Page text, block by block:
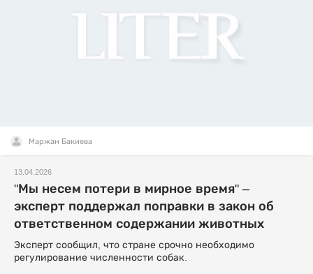
Маржан Бакиева
13.04.2026
"Мы несем потери в мирное время" –
эксперт поддержал поправки в закон об
ответственном содержании животных
Эксперт сообщил, что стране срочно необходимо
регулирование численности собак.